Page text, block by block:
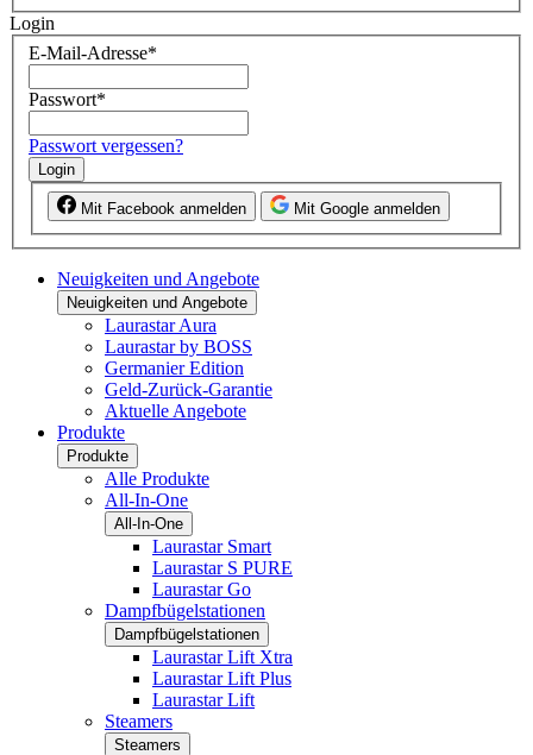
Login
E-Mail-Adresse*
Passwort*
Passwort vergessen?
Login
Mit Facebook anmelden Mit Google anmelden
Neuigkeiten und Angebote
Neuigkeiten und Angebote
Laurastar Aura
Laurastar by BOSS
Germanier Edition
Geld-Zurück-Garantie
Aktuelle Angebote
Produkte
Produkte
Alle Produkte
All-In-One
All-In-One
Laurastar Smart
Laurastar S PURE
Laurastar Go
Dampfbügelstationen
Dampfbügelstationen
Laurastar Lift Xtra
Laurastar Lift Plus
Laurastar Lift
Steamers
Steamers